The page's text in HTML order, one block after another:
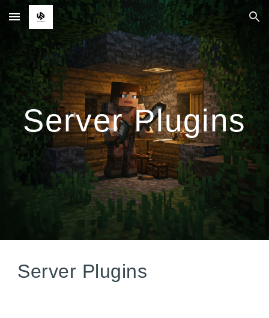
Skip to main content Skip to navigation
Server Plugins
Server Plugins